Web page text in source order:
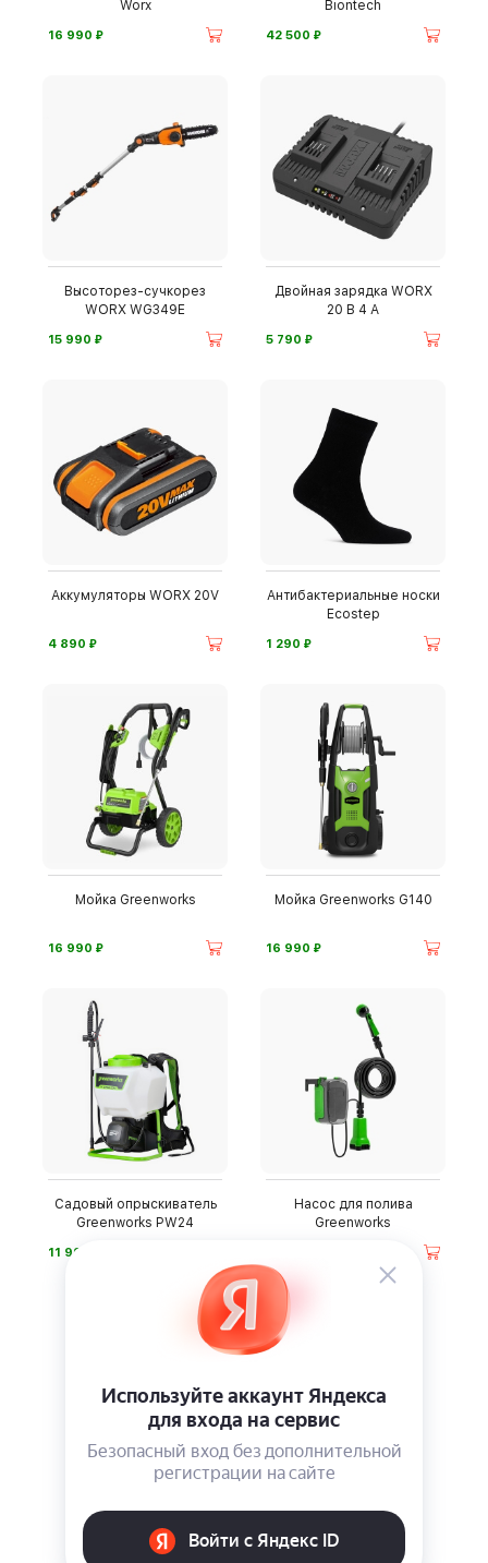
Worx
16 990 ⃏
Biontech
42 500 ⃏
Высоторез-сучкорез
WORX WG349E
15 990 ⃏
Двойная зарядка WORX
20 В 4 А
5 790 ⃏
Аккумуляторы WORX 20V
4 890 ⃏
Антибактериальные носки
Ecostep
1 290 ⃏
Мойка Greenworks
16 990 ⃏
Мойка Greenworks G140
16 990 ⃏
Садовый опрыскиватель
Greenworks PW24
11 990
Насос для полива
Greenworks